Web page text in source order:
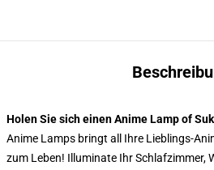
Holen Sie sich einen Anime Lamp of
Anime Lamps bringt all Ihre Lieblings-
zum Leben! Illuminate Ihr Schlafzimmer,